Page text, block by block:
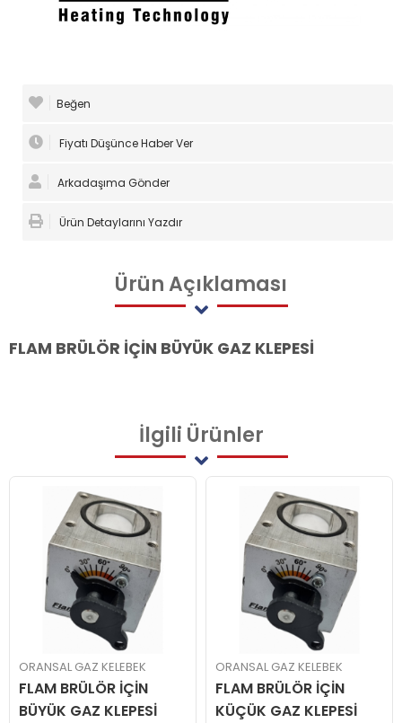
Beğen
Fiyatı Düşünce Haber Ver
Arkadaşıma Gönder
Ürün Detaylarını Yazdır
ÜrünAçıklaması
FLAM BRÜLÖR İÇİN BÜYÜK GAZ KLEPESİ
İlgili Ürünler
ORANSAL GAZ KELEBEK
FLAM BRÜLÖR İÇİN
BÜYÜK GAZ KLEPESİ
ORANSAL GAZ KELEBEK
FLAM BRÜLÖR İÇİN
KÜÇÜK GAZ KLEPESİ